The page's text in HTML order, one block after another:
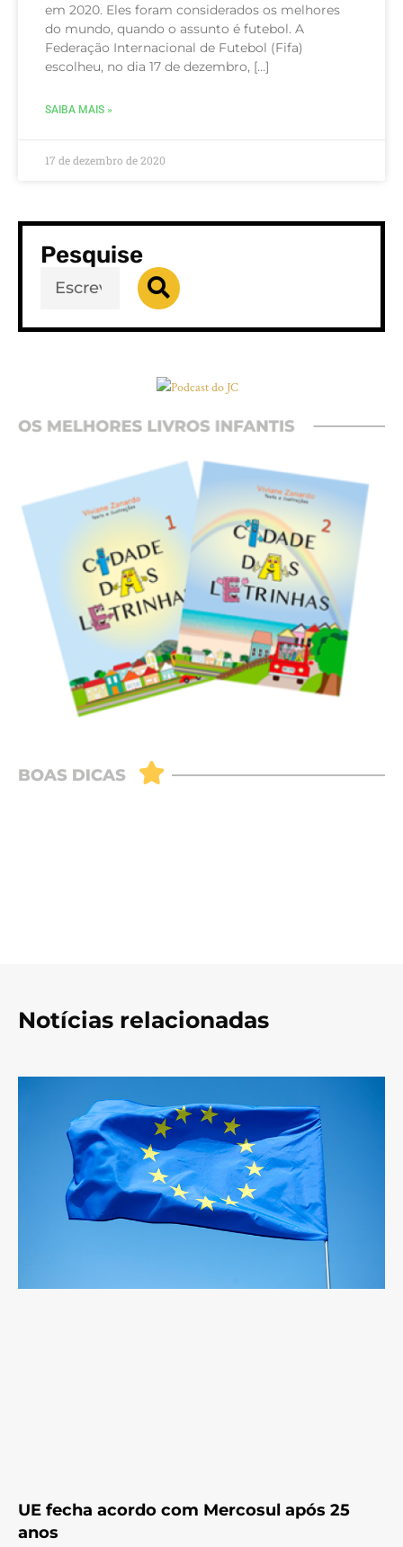
em 2020. Eles foram considerados os melhores
do mundo, quando o assunto é futebol. A
Federação Internacional de Futebol (Fifa)
escolheu, no dia 17 de dezembro, […]
SAIBA MAIS »
17 de dezembro de 2020
Pesquise
Notícias relacionadas
UE fecha acordo com Mercosul após 25
anos